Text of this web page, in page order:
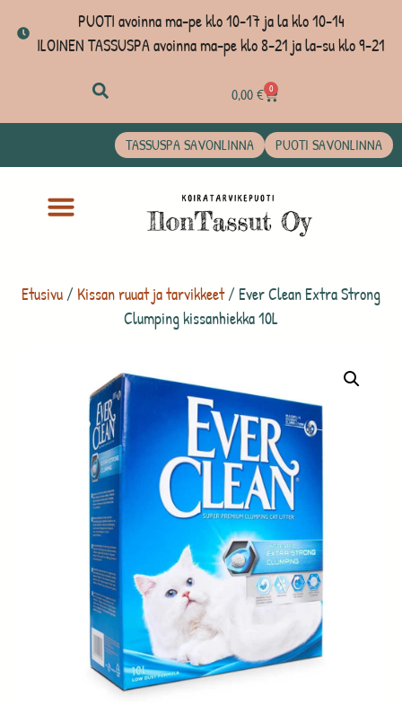
PUOTI avoinna ma-pe klo 10-17 ja la klo 10-14
ILOINEN TASSUSPA avoinna ma-pe klo 8-21 ja la-su klo 9-21
0,00€ 0
TASSUSPA SAVONLINNA PUOTI SAVONLINNA
Etusivu /Kissan ruuat ja tarvikkeet/ Ever Clean Extra Strong
Clumping kissanhiekka 10L